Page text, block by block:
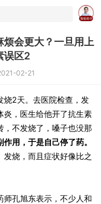
烦会更大？一旦用上
误区2
02-21
烧2天。去医院检查，发
炎，医生给他开了抗生素
，不发烧了，嗓子也没那
用，于是自己停了药。
发烧，而且症状好像比之
师孔旭东表示，不少人和